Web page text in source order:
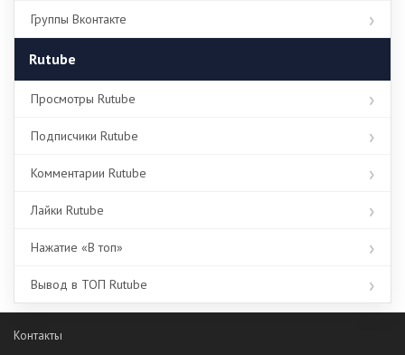
Группы Вконтакте
Rutube
Просмотры Rutube
Подписчики Rutube
Комментарии Rutube
Лайки Rutube
Нажатие «В топ»
Вывод в ТОП Rutube
Контакты